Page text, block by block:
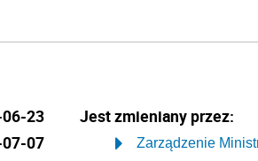
23
07
Jest zmieniany przez:
Zarządzenie